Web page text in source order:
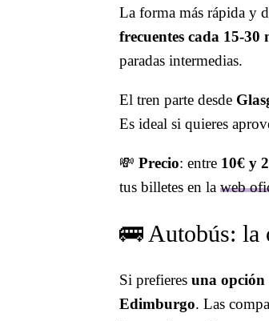
La forma más rápida y
frecuentes cada 15-30
paradas intermedias.
El tren parte desde
Es ideal si quieres
💸 Precio: entre 10€ y
tus billetes en la web
🚌 Autobús: la
Si prefieres una opción
Edimburgo. Las